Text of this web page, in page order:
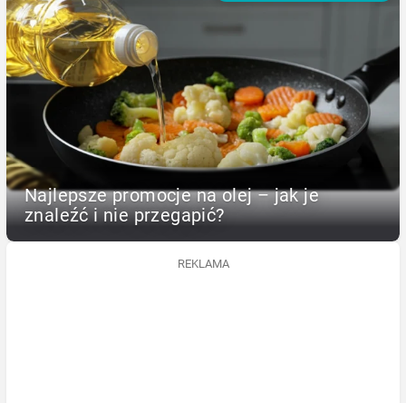
Najlepsze promocje na olej – jak je
znaleźć i nie przegapić?
REKLAMA